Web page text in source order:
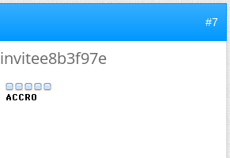
#7
invitee8b3f97e